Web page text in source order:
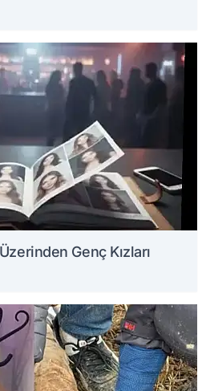
Genç Kızları